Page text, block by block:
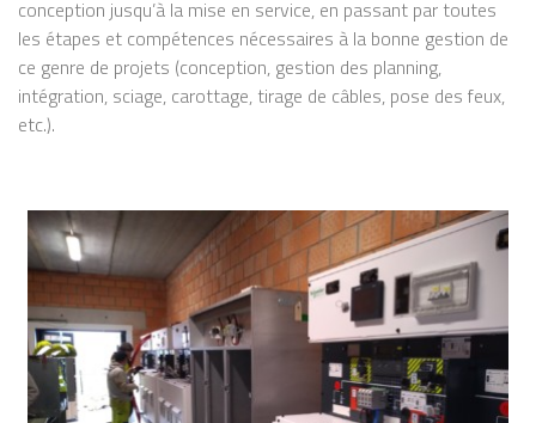
conception jusqu’à la mise en service, en passant par toutes
les étapes et compétences nécessaires à la bonne gestion de
ce genre de projets (conception, gestion des planning,
intégration, sciage, carottage, tirage de câbles, pose des feux,
etc.).